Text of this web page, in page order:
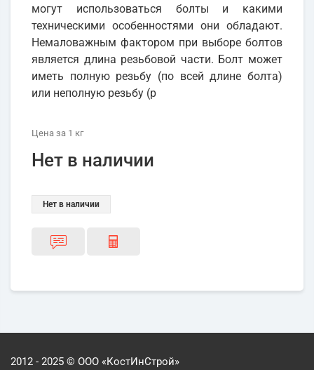
могут использоваться болты и какими
техническими особенностями они обладают.
Немаловажным фактором при выборе болтов
является длина резьбовой части. Болт может
иметь полную резьбу (по всей длине болта)
или неполную резьбу (р
Цена за 1 кг
Нет в наличии
Нет в наличии
2012 - 2025 © ООО «КостИнСтрой»